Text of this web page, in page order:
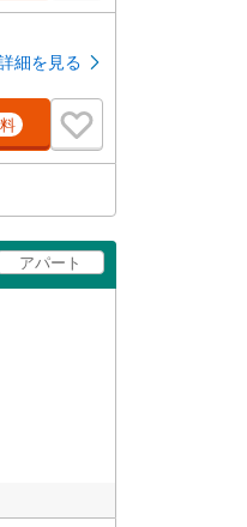
細を見る
アパート